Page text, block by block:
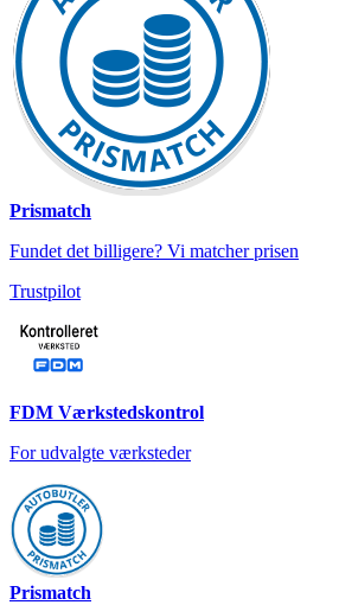
Prismatch
Fundet det billigere? Vi matcher prisen
Trustpilot
FDM Værkstedskontrol
For udvalgte værksteder
Prismatch